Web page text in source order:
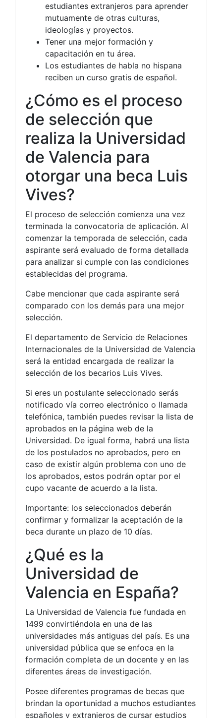
estudiantes extranjeros para aprender
mutuamente de otras culturas,
ideologías y proyectos.
Tener una mejor formación y
capacitación en tu área.
Los estudiantes de habla no hispana
reciben un curso gratis de español.
¿Cómo es el proceso
de selección que
realiza la Universidad
de Valencia para
otorgar una beca Luis
Vives?
El proceso de selección comienza una vez
terminada la convocatoria de aplicación. Al
comenzar la temporada de selección, cada
aspirante será evaluado de forma detallada
para analizar si cumple con las condiciones
establecidas del programa.
Cabe mencionar que cada aspirante será
comparado con los demás para una mejor
selección.
El departamento de Servicio de Relaciones
Internacionales de la Universidad de Valencia
será la entidad encargada de realizar la
selección de los becarios Luis Vives.
Si eres un postulante seleccionado serás
notificado vía correo electrónico o llamada
telefónica, también puedes revisar la lista de
aprobados en la página web de la
Universidad. De igual forma, habrá una lista
de los postulados no aprobados, pero en
caso de existir algún problema con uno de
los aprobados, estos podrán optar por el
cupo vacante de acuerdo a la lista.
Importante: los seleccionados deberán
confirmar y formalizar la aceptación de la
beca durante un plazo de 10 días.
¿Qué es la
Universidad de
Valencia en España?
La Universidad de Valencia fue fundada en
1499 convirtiéndola en una de las
universidades más antiguas del país. Es una
universidad pública que se enfoca en la
formación completa de un docente y en las
diferentes áreas de investigación.
Posee diferentes programas de becas que
brindan la oportunidad a muchos estudiantes
españoles y extranjeros de cursar estudios